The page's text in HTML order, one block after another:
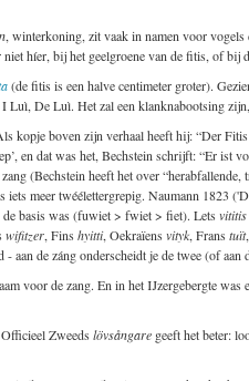
, winterkoning, zit vaak in namen voor
híer, bij het geelgroene van de fitis, of bij
(de fitis is een halve centimeter groter).
Luì, De Luì. Het zal een klanknabootsing
kopje boven zijn verhaal heeft hij: “Der
en dat was het, Bechstein schrijft: “Er ist
(Bechstein heeft het over
meer twéélettergrepig. Naumann 1823
de basis was (fuwiet > fwiet > fiet). Lets vititis
wifitzer, Fins hyitti, Oekraïens vityk, Frans tuït
de záng onderscheidt je de twee (of aan
voor de zang. En in het IJzergebergte was
Zweeds lövsångare geeft het beter: